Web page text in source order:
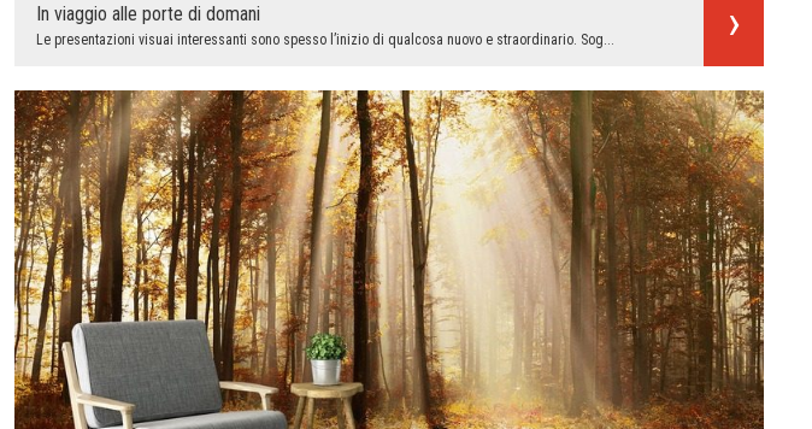
In viaggio alle porte di domani
Le presentazioni visuai interessanti sono spesso l’inizio di qualcosa nuovo e straordinario. Sog...